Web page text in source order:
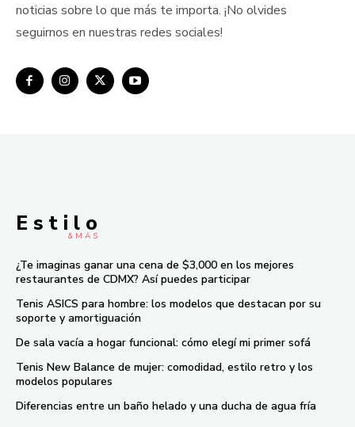
noticias sobre lo que más te importa. ¡No olvides
seguirnos en nuestras redes sociales!
E s t i l o
& M À S
¿Te imaginas ganar una cena de $3,000 en los mejores
restaurantes de CDMX? Así puedes participar
Tenis ASICS para hombre: los modelos que destacan por su
soporte y amortiguación
De sala vacía a hogar funcional: cómo elegí mi primer sofá
Tenis New Balance de mujer: comodidad, estilo retro y los
modelos populares
Diferencias entre un baño helado y una ducha de agua fría